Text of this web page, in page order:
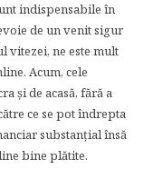
indispensabile în
de un venit sigur
vitezei, ne este mult
Acum, cele
și de acasă, fără a
ce se pot îndrepta
substanțial însă
bine plătite.